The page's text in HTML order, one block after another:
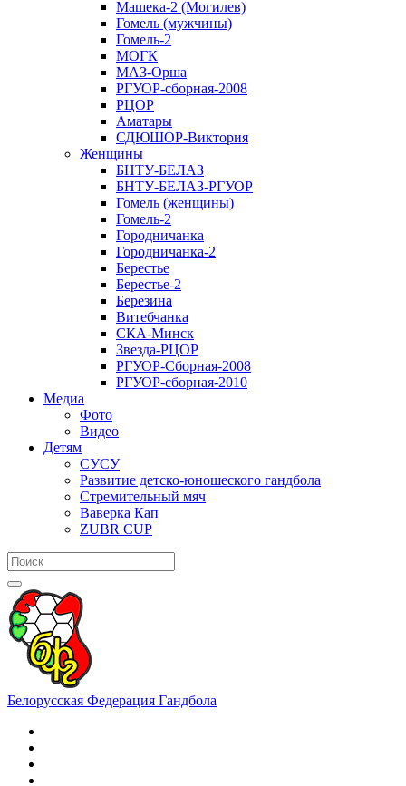
Машека-2 (Могилев)
Гомель (мужчины)
Гомель-2
МОГК
МАЗ-Орша
РГУОР-сборная-2008
РЦОР
Аматары
СДЮШОР-Виктория
Женщины
БНТУ-БЕЛАЗ
БНТУ-БЕЛАЗ-РГУОР
Гомель (женщины)
Гомель-2
Городничанка
Городничанка-2
Берестье
Берестье-2
Березина
Витебчанка
СКА-Минск
Звезда-РЦОР
РГУОР-Сборная-2008
РГУОР-сборная-2010
Медиа
Фото
Видео
Детям
СУСУ
Развитие детско-юношеского гандбола
Стремительный мяч
Ваверка Кап
ZUBR CUP
Белорусская Федерация Гандбола